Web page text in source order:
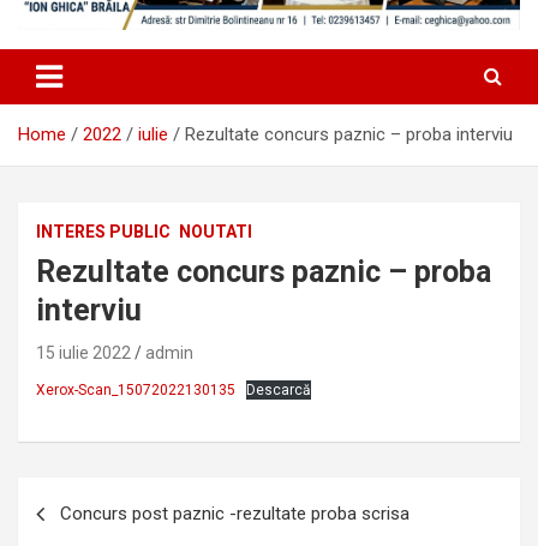
Home 2022 iulie Rezultate concurs paznic – proba interviu
INTERES PUBLIC NOUTATI
Rezultate concurs paznic – proba
interviu
15 iulie 2022 admin
Xerox-Scan_15072022130135 Descarcă
Concurs post paznic -rezultate proba scrisa